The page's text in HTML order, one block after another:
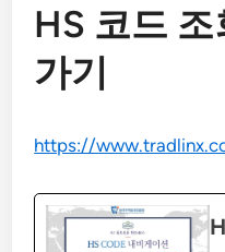
HS 코드
가기
https://